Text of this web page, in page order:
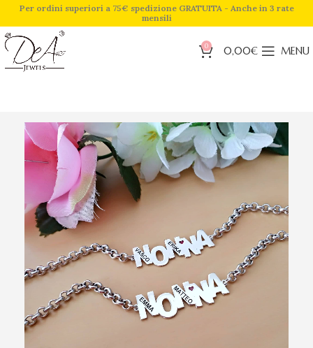
Per ordini superiori a 75€ spedizione GRATUITA - Anche in 3 rate
mensili
0 0,00€ MENU